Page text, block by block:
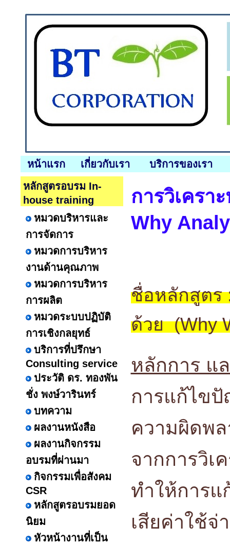
หน้าแรก เกี่ยวกับเรา
บริการของเรา
หลักสูตรอบรม In-
house training
หมวดบริหารและ
การจัดการ
หมวดการบริหาร
งานด้านคุณภาพ
หมวดการบริหาร
การผลิต
หมวดระบบปฏิบัติ
การเชิงกลยุทธ์
บริการที่ปรึกษา
Consulting service
ประวัติ ดร. ทองพัน
ชั่ง พงษ์วารินทร์
บทความ
ผลงานหนังสือ
ผลงานกิจกรรม
อบรมที่ผ่านมา
กิจกรรมเพื่อสังคม
CSR
หลักสูตรอบรมยอด
นิยม
หัวหน้างานที่เป็น
การวิเคร
Why
ชื่อหลักสูตร
ด้วย (Why
หลักการ แ
การแก้ไขปั
ความผิดพ
จากการวิเ
ทำให้การแ
เสียค่าใช้จ่